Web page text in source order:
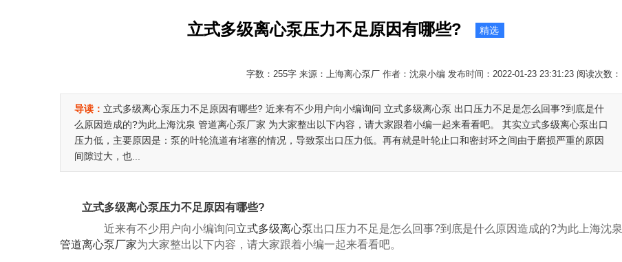
立式多级离心泵压力不足原因有哪些? 精选
字数：255字 来源：上海离心泵厂 作者：沈泉小编 发布时间：2022-01-23 23:31:23 阅读次数：
导读： 立式多级离心泵压力不足原因有哪些? 近来有不少用户向小编询问 立式多级离心泵 出口压力不足是怎么回事?到底是什
么原因造成的?为此上海沈泉 管道离心泵厂家 为大家整出以下内容，请大家跟着小编一起来看看吧。 其实立式多级离心泵出口
压力低，主要原因是：泵的叶轮流道有堵塞的情况，导致泵出口压力低。再有就是叶轮止口和密封环之间由于磨损严重的原因
间隙过大，也...
立式多级离心泵压力不足原因有哪些?
近来有不少用户向小编询问立式多级离心泵出口压力不足是怎么回事?到底是什么原因造成的?为此上海沈泉
管道离心泵厂家为大家整出以下内容，请大家跟着小编一起来看看吧。